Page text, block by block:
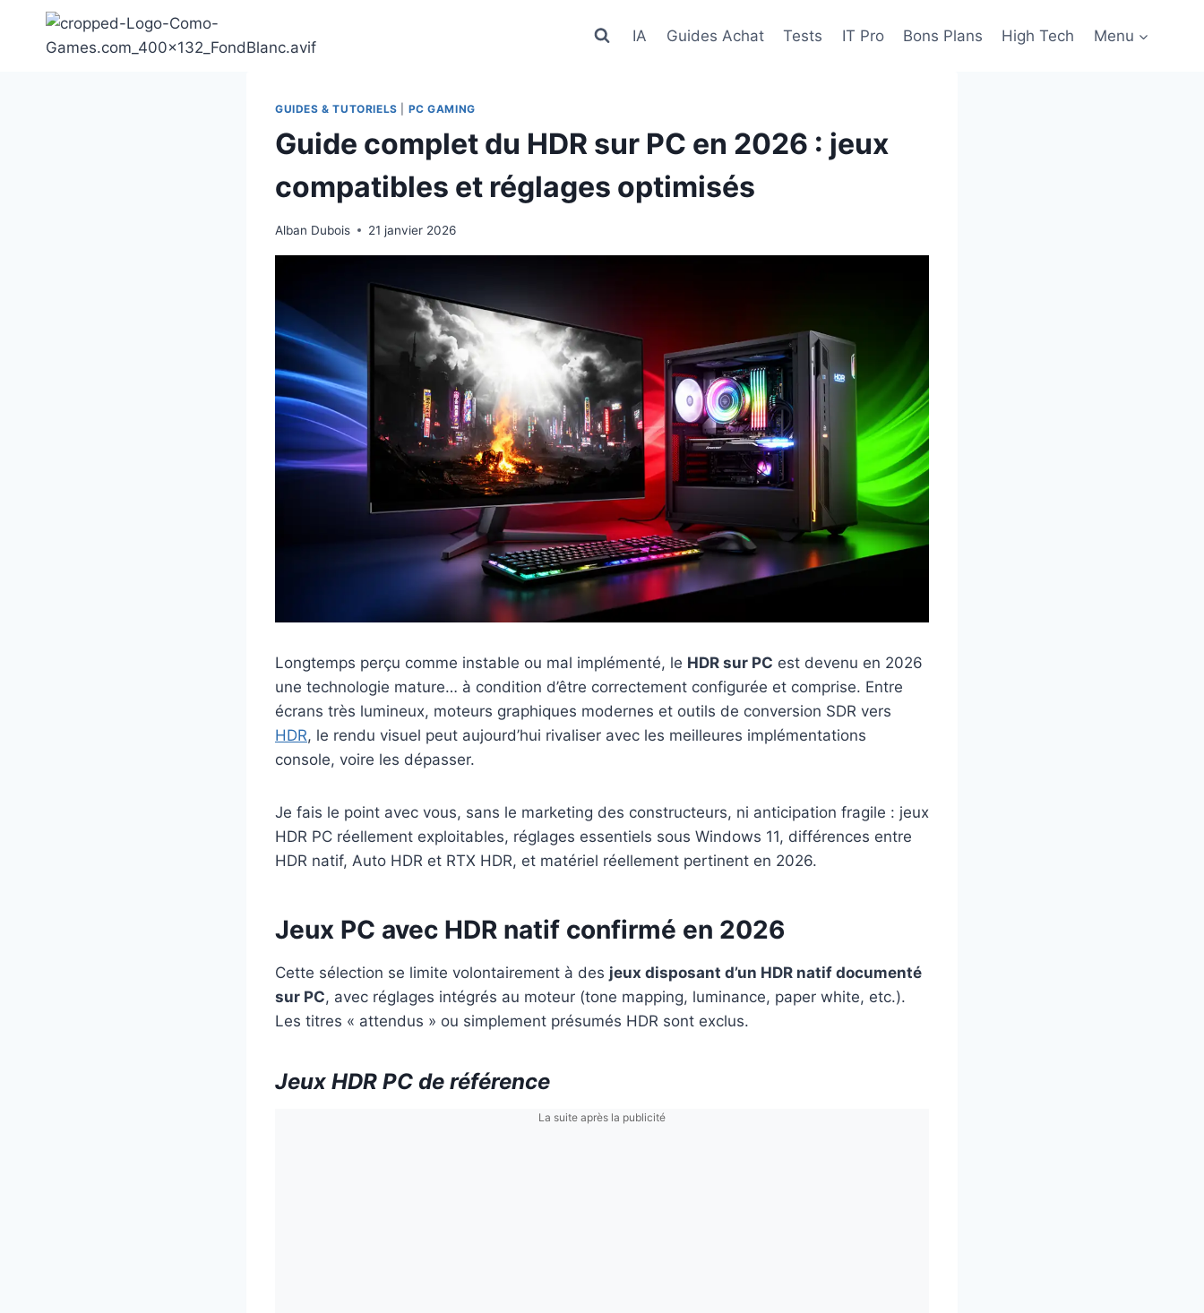
contenu
IA Guides Achat Tests IT Pro Bons Plans High Tech Menu
GUIDES & TUTORIELS PC GAMING
Guide complet du HDR sur PC en 2026 : jeux
compatibles et réglages optimisés
Alban Dubois 21 janvier 2026
Longtemps perçu comme instable ou mal implémenté, le HDR sur PC est devenu en 2026
une technologie mature… à condition d’être correctement configurée et comprise. Entre
écrans très lumineux, moteurs graphiques modernes et outils de conversion SDR vers
HDR, le rendu visuel peut aujourd’hui rivaliser avec les meilleures implémentations
console, voire les dépasser.
Je fais le point avec vous, sans le marketing des constructeurs, ni anticipation fragile : jeux
HDR PC réellement exploitables, réglages essentiels sous Windows 11, différences entre
HDR natif, Auto HDR et RTX HDR, et matériel réellement pertinent en 2026.
Jeux PC avec HDR natif confirmé en 2026
Cette sélection se limite volontairement à des jeux disposant d’un HDR natif documenté
sur PC, avec réglages intégrés au moteur (tone mapping, luminance, paper white, etc.).
Les titres « attendus » ou simplement présumés HDR sont exclus.
Jeux HDR PC de référence
La suite après la publicité